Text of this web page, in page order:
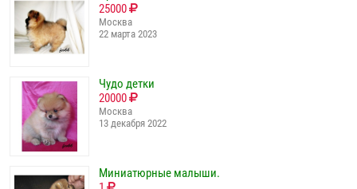
25000
Москва
22 марта 2023
Чудо детки
20000
Москва
13 декабря 2022
Миниатюрные малыши.